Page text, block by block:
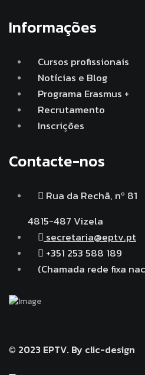
Informações
Cursos profissionais
Notícias e Blog
Programa Erasmus +
Recrutamento
Inscrições
Contacte-nos
Rua da Rechã, nº 81
4815-487 Vizela
secretaria@eptv.pt
+351 253 588 189
(Chamada rede fixa
© 2023 EPTV. By clic-design